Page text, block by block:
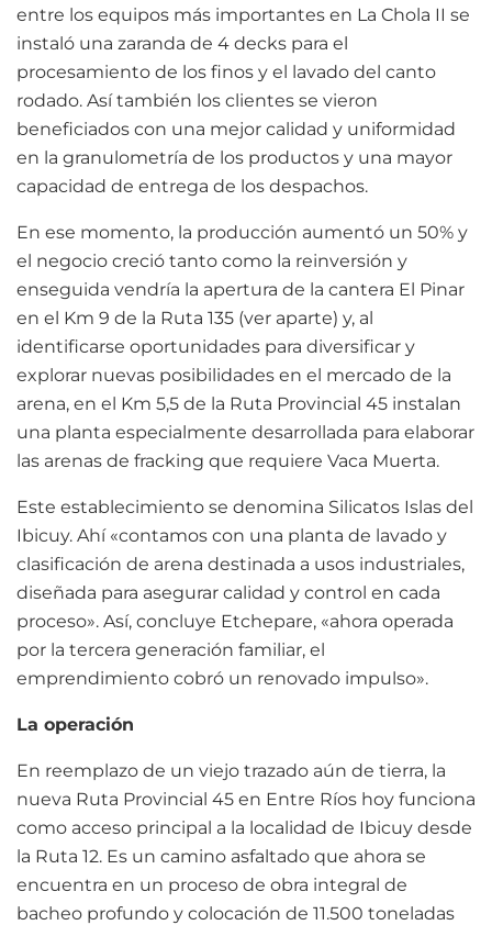
entre los equipos más importantes en La Chola II se
instaló una zaranda de 4 decks para el
procesamiento de los finos y el lavado del canto
rodado. Así también los clientes se vieron
beneficiados con una mejor calidad y uniformidad
en la granulometría de los productos y una mayor
capacidad de entrega de los despachos.
En ese momento, la producción aumentó un 50% y
el negocio creció tanto como la reinversión y
enseguida vendría la apertura de la cantera El Pinar
en el Km 9 de la Ruta 135 (ver aparte) y, al
identificarse oportunidades para diversificar y
explorar nuevas posibilidades en el mercado de la
arena, en el Km 5,5 de la Ruta Provincial 45 instalan
una planta especialmente desarrollada para elaborar
las arenas de fracking que requiere Vaca Muerta.
Este establecimiento se denomina Silicatos Islas del
Ibicuy. Ahí «contamos con una planta de lavado y
clasificación de arena destinada a usos industriales,
diseñada para asegurar calidad y control en cada
proceso». Así, concluye Etchepare, «ahora operada
por la tercera generación familiar, el
emprendimiento cobró un renovado impulso».
La operación
En reemplazo de un viejo trazado aún de tierra, la
nueva Ruta Provincial 45 en Entre Ríos hoy funciona
como acceso principal a la localidad de Ibicuy desde
la Ruta 12. Es un camino asfaltado que ahora se
encuentra en un proceso de obra integral de
bacheo profundo y colocación de 11.500 toneladas